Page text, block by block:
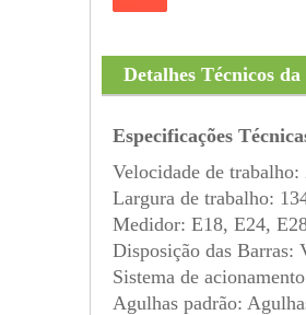
Detalhes Técnicos
Especificações
Velocidade de
Largura de trabalho:
Medidor: E18, E24,
Disposição das Barras:
Sistema de
Agulhas padrão: